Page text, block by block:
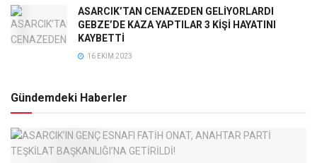
ASARCIK’TAN CENAZEDEN GELİYORLARDI
GEBZE’DE KAZA YAPTILAR 3 KİŞİ HAYATINI
KAYBETTİ
16 EKIM 2023
Gündemdeki Haberler